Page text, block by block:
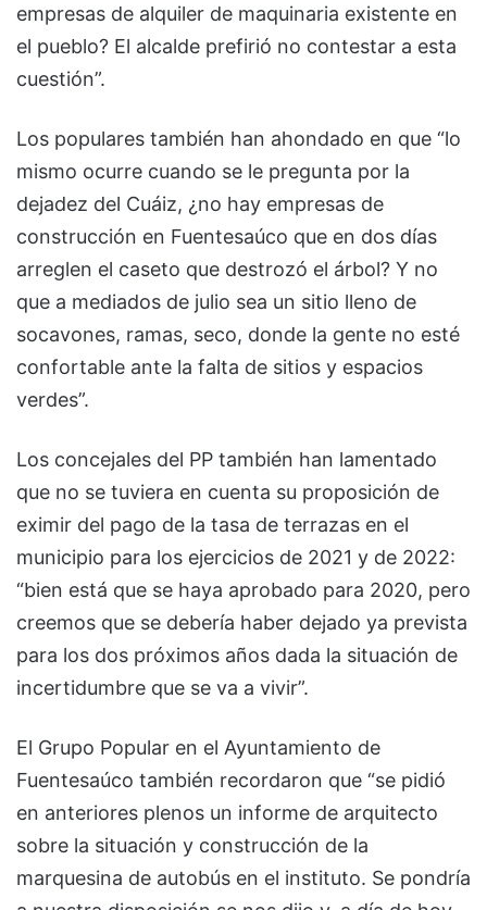
empresas de alquiler de maquinaria existente en
el pueblo? El alcalde prefirió no contestar a esta
cuestión”.
Los populares también han ahondado en que “lo
mismo ocurre cuando se le pregunta por la
dejadez del Cuáiz, ¿no hay empresas de
construcción en Fuentesaúco que en dos días
arreglen el caseto que destrozó el árbol? Y no
que a mediados de julio sea un sitio lleno de
socavones, ramas, seco, donde la gente no esté
confortable ante la falta de sitios y espacios
verdes”.
Los concejales del PP también han lamentado
que no se tuviera en cuenta su proposición de
eximir del pago de la tasa de terrazas en el
municipio para los ejercicios de 2021 y de 2022:
“bien está que se haya aprobado para 2020, pero
creemos que se debería haber dejado ya prevista
para los dos próximos años dada la situación de
incertidumbre que se va a vivir”.
El Grupo Popular en el Ayuntamiento de
Fuentesaúco también recordaron que “se pidió
en anteriores plenos un informe de arquitecto
sobre la situación y construcción de la
marquesina de autobús en el instituto. Se pondría